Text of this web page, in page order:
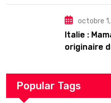
octobre
Italie :
originaire
Popular Tags